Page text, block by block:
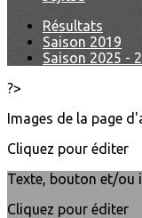
Résultats
Saison 2019
Saison 2025 -
?>
Images de la page
Cliquez pour éditer
Texte, bouton et/ou
Cliquez pour éditer